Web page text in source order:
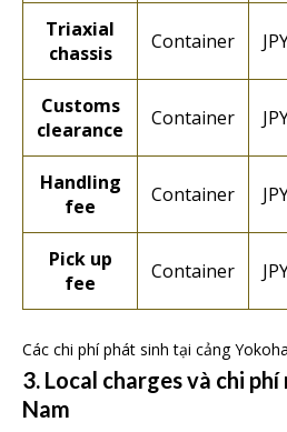
Triaxial
chassis
Container
Customs
clearance
Container
Handling
fee
Container
Pick up
fee
Container
Các chi phí phát sinh tại cảng
3. Local charges và chi
Nam